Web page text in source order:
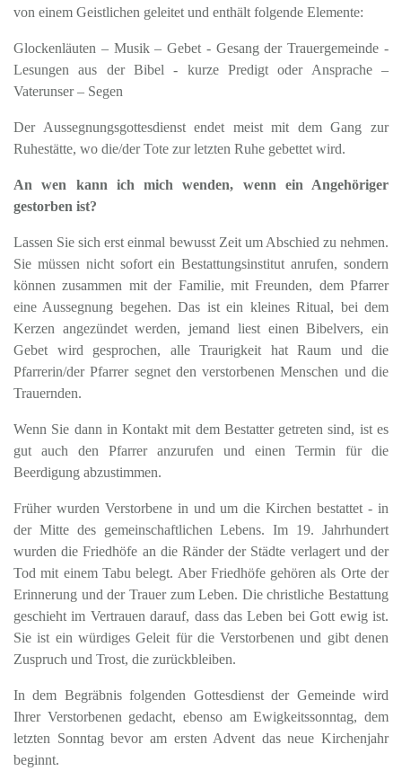
von einem Geistlichen geleitet und enthält folgende Elemente:
Glockenläuten – Musik – Gebet - Gesang der Trauergemeinde -
Lesungen aus der Bibel - kurze Predigt oder Ansprache –
Vaterunser – Segen
Der Aussegnungsgottesdienst endet meist mit dem Gang zur
Ruhestätte, wo die/der Tote zur letzten Ruhe gebettet wird.
An wen kann ich mich wenden, wenn ein Angehöriger
gestorben ist?
Lassen Sie sich erst einmal bewusst Zeit um Abschied zu nehmen.
Sie müssen nicht sofort ein Bestattungsinstitut anrufen, sondern
können zusammen mit der Familie, mit Freunden, dem Pfarrer
eine Aussegnung begehen. Das ist ein kleines Ritual, bei dem
Kerzen angezündet werden, jemand liest einen Bibelvers, ein
Gebet wird gesprochen, alle Traurigkeit hat Raum und die
Pfarrerin/der Pfarrer segnet den verstorbenen Menschen und die
Trauernden.
Wenn Sie dann in Kontakt mit dem Bestatter getreten sind, ist es
gut auch den Pfarrer anzurufen und einen Termin für die
Beerdigung abzustimmen.
Früher wurden Verstorbene in und um die Kirchen bestattet - in
der Mitte des gemeinschaftlichen Lebens. Im 19. Jahrhundert
wurden die Friedhöfe an die Ränder der Städte verlagert und der
Tod mit einem Tabu belegt. Aber Friedhöfe gehören als Orte der
Erinnerung und der Trauer zum Leben. Die christliche Bestattung
geschieht im Vertrauen darauf, dass das Leben bei Gott ewig ist.
Sie ist ein würdiges Geleit für die Verstorbenen und gibt denen
Zuspruch und Trost, die zurückbleiben.
In dem Begräbnis folgenden Gottesdienst der Gemeinde wird
Ihrer Verstorbenen gedacht, ebenso am Ewigkeitssonntag, dem
letzten Sonntag bevor am ersten Advent das neue Kirchenjahr
beginnt.